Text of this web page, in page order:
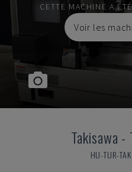
CETTE MACHINE A
Voir les
Takisawa -
HU-TUR-